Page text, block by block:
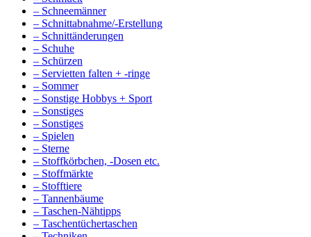
– Schneemänner
– Schnittabnahme/-Erstellung
– Schnittänderungen
– Schuhe
– Schürzen
– Servietten falten + -ringe
– Sommer
– Sonstige Hobbys + Sport
– Sonstiges
– Sonstiges
– Spielen
– Sterne
– Stoffkörbchen, -Dosen etc.
– Stoffmärkte
– Stofftiere
– Tannenbäume
– Taschen-Nähtipps
– Taschentüchertaschen